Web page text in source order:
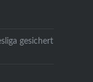
gesichert